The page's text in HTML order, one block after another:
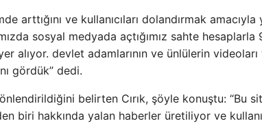
arttığını ve kullanıcıları dolandırmak amacıyla
sosyal medyada açtığımız sahte hesaplarla
devlet adamlarının ve ünlülerin videoları
gördük” dedi.
belirten Cırık, şöyle konuştu: “Bu
biri hakkında yalan haberler üretiliyor ve